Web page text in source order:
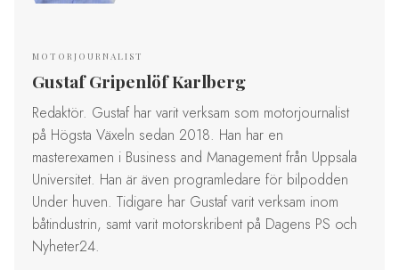
MOTORJOURNALIST
Gustaf Gripenlöf Karlberg
Redaktör. Gustaf har varit verksam som motorjournalist
på Högsta Växeln sedan 2018. Han har en
masterexamen i Business and Management från Uppsala
Universitet. Han är även programledare för bilpodden
Under huven. Tidigare har Gustaf varit verksam inom
båtindustrin, samt varit motorskribent på Dagens PS och
Nyheter24.